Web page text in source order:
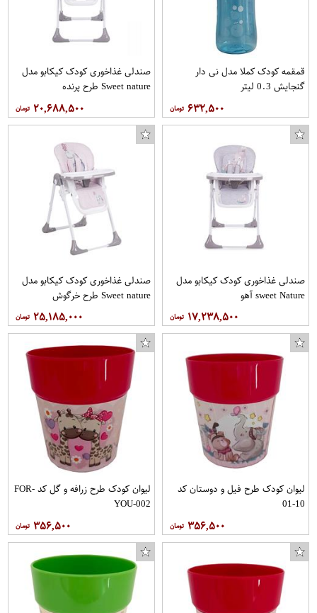
قمقمه کودک کملا مدل نی دار
گنجایش 0.3 لیتر
۶۳۲,۵۰۰
صندلی غذاخوری کودک کیکابو مدل
Sweet nature طرح پرنده
۲۰,۶۸۸,۵۰۰
صندلی غذاخوری کودک کیکابو مدل
sweet Nature آهو
۱۷,۲۳۸,۵۰۰
صندلی غذاخوری کودک کیکابو مدل
Sweet nature طرح خرگوش
۲۵,۱۸۵,۰۰۰
لیوان کودک طرح فیل و دوستان کد
10-01
۳۵۶,۵۰۰
لیوان کودک طرح زرافه و گل کد FOR-
YOU-002
۳۵۶,۵۰۰